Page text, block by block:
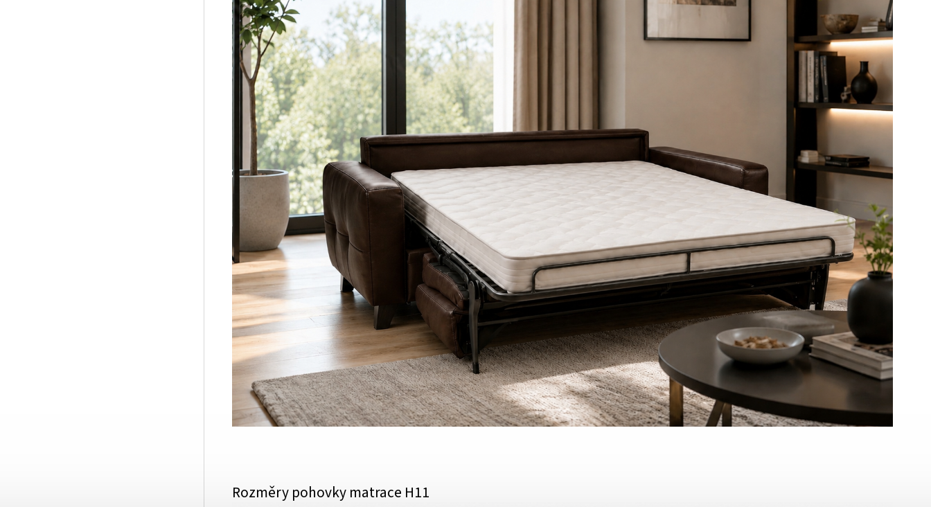
Rozměry pohovky matrace H11